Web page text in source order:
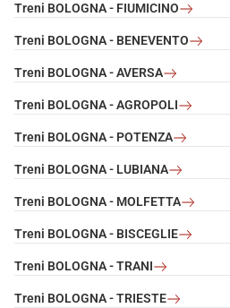
Treni BOLOGNA - FIUMICINO
Treni BOLOGNA - BENEVENTO
Treni BOLOGNA - AVERSA
Treni BOLOGNA - AGROPOLI
Treni BOLOGNA - POTENZA
Treni BOLOGNA - LUBIANA
Treni BOLOGNA - MOLFETTA
Treni BOLOGNA - BISCEGLIE
Treni BOLOGNA - TRANI
Treni BOLOGNA - TRIESTE